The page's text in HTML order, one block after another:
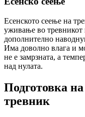
Есенското сеење на
уживање во тревникот
дополнително
Има доволно влага и
не е замрзната, а
над нулата.
Подготовка
тревник